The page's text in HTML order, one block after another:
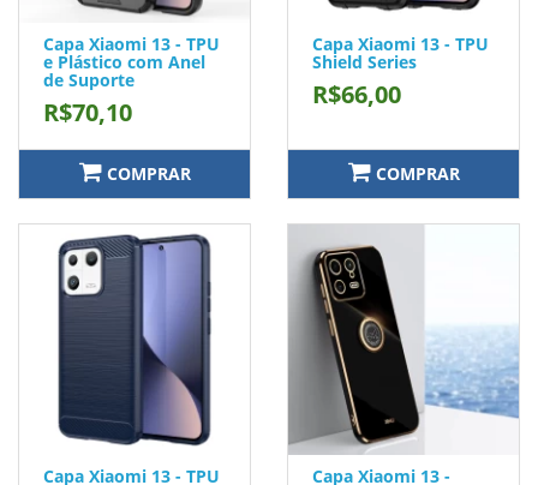
Capa Xiaomi 13 - TPU
e Plástico com Anel
de Suporte
R$70,10
COMPRAR
Capa Xiaomi 13 - TPU
Shield Series
R$66,00
COMPRAR
Capa Xiaomi 13 - TPU Capa Xiaomi 13 -